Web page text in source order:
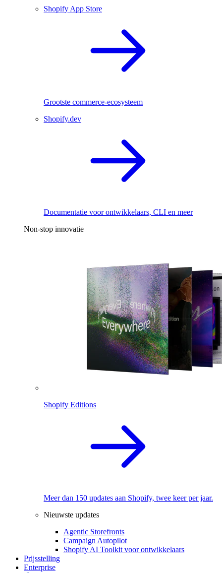
Shopify App Store
Grootste commerce-ecosysteem
Shopify.dev
Documentatie voor ontwikkelaars, CLI en meer
Non-stop innovatie
Shopify Editions
Meer dan 150 updates aan Shopify, twee keer per jaar.
Nieuwste updates
Agentic Storefronts
Campaign Autopilot
Shopify AI Toolkit voor ontwikkelaars
Prijsstelling
Enterprise